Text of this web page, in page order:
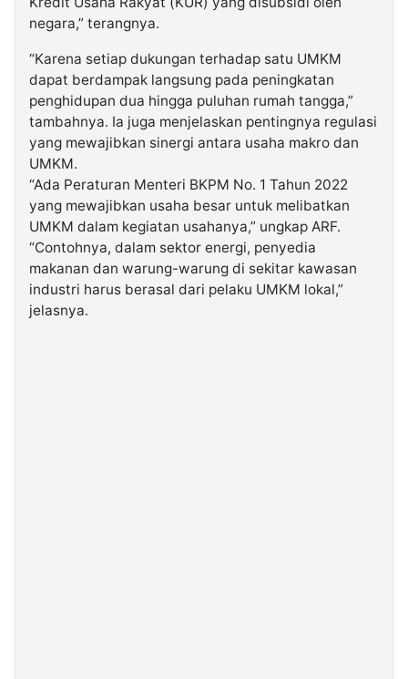
negara,” terangnya.
“Karena setiap dukungan terhadap satu UMKM
dapat berdampak langsung pada peningkatan
penghidupan dua hingga puluhan rumah tangga,”
tambahnya. Ia juga menjelaskan pentingnya regulasi
yang mewajibkan sinergi antara usaha makro dan
UMKM.
“Ada Peraturan Menteri BKPM No. 1 Tahun 2022
yang mewajibkan usaha besar untuk melibatkan
UMKM dalam kegiatan usahanya,” ungkap ARF.
“Contohnya, dalam sektor energi, penyedia
makanan dan warung-warung di sekitar kawasan
industri harus berasal dari pelaku UMKM lokal,”
jelasnya.